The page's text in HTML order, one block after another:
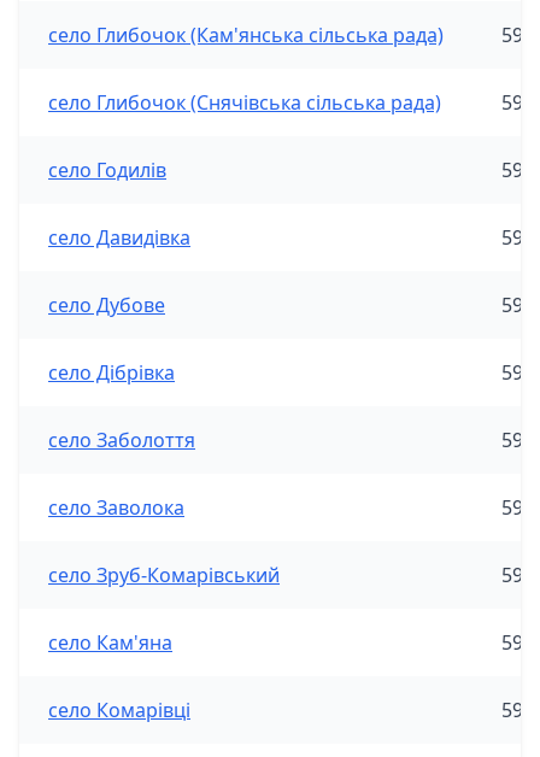
село Глибочок (Кам'янська сільська рада)
село Глибочок (Снячівська сільська рада)
село Годилів
село Давидівка
село Дубове
село Дібрівка
село Заболоття
село Заволока
село Зруб-Комарівський
село Кам'яна
село Комарівці